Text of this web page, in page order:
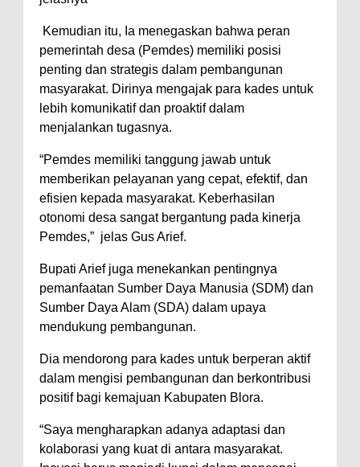
Kemudian itu, Ia menegaskan bahwa peran
pemerintah desa (Pemdes) memiliki posisi
penting dan strategis dalam pembangunan
masyarakat. Dirinya mengajak para kades untuk
lebih komunikatif dan proaktif dalam
menjalankan tugasnya.
“Pemdes memiliki tanggung jawab untuk
memberikan pelayanan yang cepat, efektif, dan
efisien kepada masyarakat. Keberhasilan
otonomi desa sangat bergantung pada kinerja
Pemdes,” jelas Gus Arief.
Bupati Arief juga menekankan pentingnya
pemanfaatan Sumber Daya Manusia (SDM) dan
Sumber Daya Alam (SDA) dalam upaya
mendukung pembangunan.
Dia mendorong para kades untuk berperan aktif
dalam mengisi pembangunan dan berkontribusi
positif bagi kemajuan Kabupaten Blora.
“Saya mengharapkan adanya adaptasi dan
kolaborasi yang kuat di antara masyarakat.